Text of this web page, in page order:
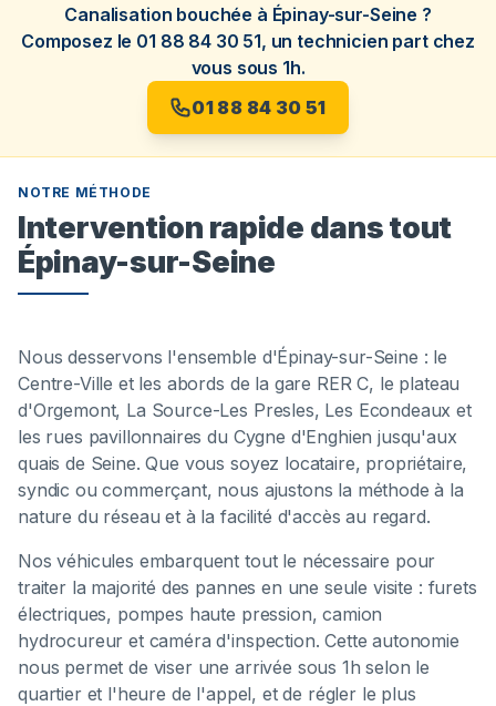
Canalisation bouchée à Épinay-sur-Seine ?
Composez le 01 88 84 30 51, un technicien part chez
vous sous 1h.
01 88 84 30 51
NOTRE MÉTHODE
Intervention rapide dans tout
Épinay-sur-Seine
Nous desservons l'ensemble d'Épinay-sur-Seine : le
Centre-Ville et les abords de la gare RER C, le plateau
d'Orgemont, La Source-Les Presles, Les Econdeaux et
les rues pavillonnaires du Cygne d'Enghien jusqu'aux
quais de Seine. Que vous soyez locataire, propriétaire,
syndic ou commerçant, nous ajustons la méthode à la
nature du réseau et à la facilité d'accès au regard.
Nos véhicules embarquent tout le nécessaire pour
traiter la majorité des pannes en une seule visite : furets
électriques, pompes haute pression, camion
hydrocureur et caméra d'inspection. Cette autonomie
nous permet de viser une arrivée sous 1h selon le
quartier et l'heure de l'appel, et de régler le plus